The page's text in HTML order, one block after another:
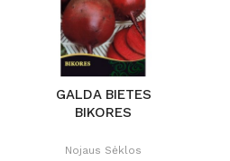
GALDA BIETES
BIKORES
Nojaus Sėklos